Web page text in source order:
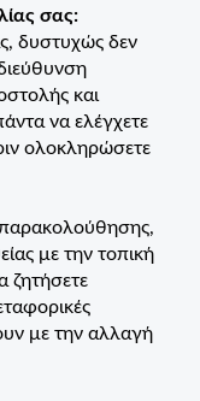
σας:
δυστυχώς δεν
και
να ελέγχετε
ολοκληρώσετε
με την τοπική
ζητήσετε
με την αλλαγή